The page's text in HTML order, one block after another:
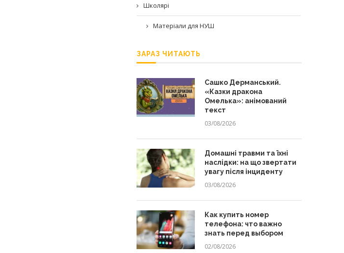
Школярі
Матеріали для НУШ
ЗАРАЗ ЧИТАЮТЬ
Сашко Дерманський.
«Казки дракона
Омелька»: анімований
текст
03/08/2026
Домашні травми та їхні
наслідки: на що звертати
увагу після інциденту
03/08/2026
Как купить номер
телефона: что важно
знать перед выбором
02/08/2026